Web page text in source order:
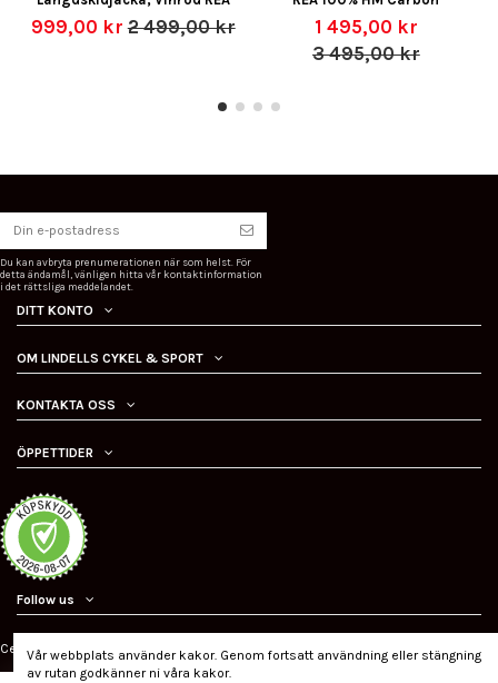
999,00 kr2 499,00 kr
1 495,00 kr
3 495,00 kr
Du kan avbryta prenumerationen när som helst. För
detta ändamål, vänligen hitta vår kontaktinformation
i det rättsliga meddelandet.
DITT KONTO
OM LINDELLS CYKEL & SPORT
KONTAKTA OSS
ÖPPETTIDER
Follow us
Certifierad ehandel
Vår webbplats använder kakor. Genom fortsatt användning eller stängning
av rutan godkänner ni våra kakor.